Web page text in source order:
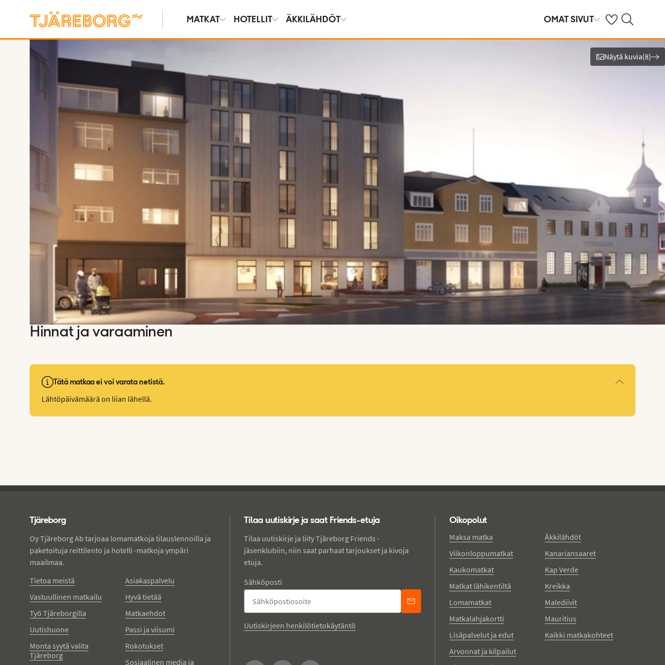
MATKAT HOTELLIT ÄKKILÄHDÖT OMAT SIVUT OmatHaku
Näytä kuvia(8)
Hinnat ja varaaminen
Tätä matkaa ei voi varata netistä.
Lähtöpäivämäärä on liian lähellä.
Tjäreborg
Oy Tjäreborg Ab tarjoaa lomamatkoja tilauslennoilla ja
paketoituja reittilento ja hotelli -matkoja ympäri
maailmaa.
Tietoa meistä
Vastuullinen matkailu
Työ Tjäreborgilla
Uutishuone
Monta syytä valita
Tjäreborg
Asiakaspalvelu
Hyvä tietää
Matkaehdot
Passi ja viisumi
Rokotukset
Sosiaalinen media ja
Tilaa uutiskirje ja saat Friends-etuja
Tilaa uutiskirje ja liity Tjäreborg Friends -
jäsenklubiin, niin saat parhaat tarjoukset ja kivoja
etuja.
Sähköposti
Uutiskirjeen henkilötietokäytäntö
Oikopolut
Maksa matka
Viikonloppumatkat
Kaukomatkat
Matkat lähikentiltä
Lomamatkat
Matkalahjakortti
Lisäpalvelut ja edut
Arvonnat ja kilpailut
Äkkilähdöt
Kanariansaaret
Kap Verde
Kreikka
Malediivit
Mauritius
Kaikki matkakohteet